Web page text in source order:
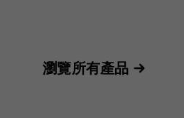
瀏覽所有產品